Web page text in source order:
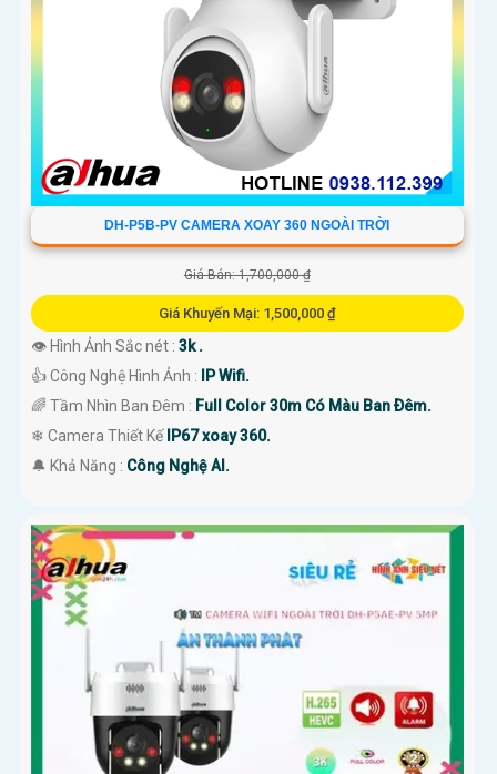
DH-P5B-PV CAMERA XOAY 360 NGOÀI TRỜI
Giá Bán: 1,700,000 ₫
Giá Khuyến Mại: 1,500,000 ₫
👁 Hình Ảnh Sắc nét : 3k .
👍 Công Nghệ Hình Ảnh : IP Wifi.
🌈 Tầm Nhìn Ban Đêm : Full Color 30m Có Màu Ban Ðêm.
❄ Camera Thiết KếIP67 xoay 360.
️🔔 Khả Năng : Công Nghệ AI.